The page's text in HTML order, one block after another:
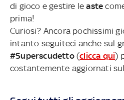
di gioco e gestire leaste
prima!
Curiosi? Ancora pochissimi
intanto seguiteci anche sul
#Superscudetto(clicca qui)
costantemente aggiornati